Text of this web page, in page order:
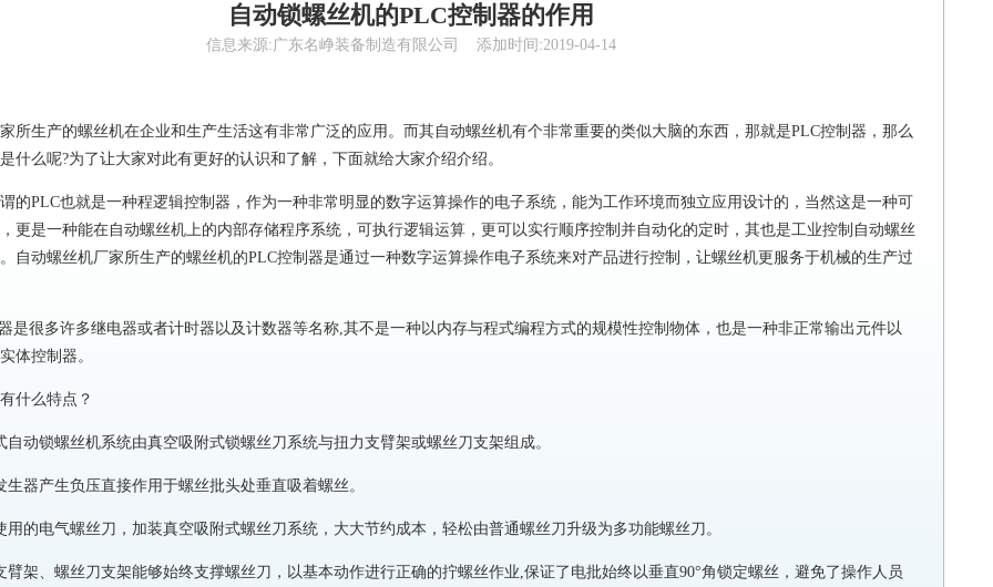
自动锁螺丝机的PLC控制器的作用
信息来源:广东名峥装备制造有限公司 添加时间:2019-04-14
所生产的螺丝机在企业和生产生活这有非常广泛的应用。而其自动螺丝机有个非常重要的类似大脑的东西，那就是PLC控制器，那么
什么呢?为了让大家对此有更好的认识和了解，下面就给大家介绍介绍。
的PLC也就是一种程逻辑控制器，作为一种非常明显的数字运算操作的电子系统，能为工作环境而独立应用设计的，当然这是一种可
更是一种能在自动螺丝机上的内部存储程序系统，可执行逻辑运算，更可以实行顺序控制并自动化的定时，其也是工业控制自动螺丝
自动螺丝机厂家所生产的螺丝机的PLC控制器是通过一种数字运算操作电子系统来对产品进行控制，让螺丝机更服务于机械的生产过
是很多许多继电器或者计时器以及计数器等名称,其不是一种以内存与程式编程方式的规模性控制物体，也是一种非正常输出元件以
体控制器。
什么特点？
自动锁螺丝机系统由真空吸附式锁螺丝刀系统与扭力支臂架或螺丝刀支架组成。
生器产生负压直接作用于螺丝批头处垂直吸着螺丝。
用的电气螺丝刀，加装真空吸附式螺丝刀系统，大大节约成本，轻松由普通螺丝刀升级为多功能螺丝刀。
臂架、螺丝刀支架能够始终支撑螺丝刀，以基本动作进行正确的拧螺丝作业,保证了电批始终以垂直90°角锁定螺丝，避免了操作人员